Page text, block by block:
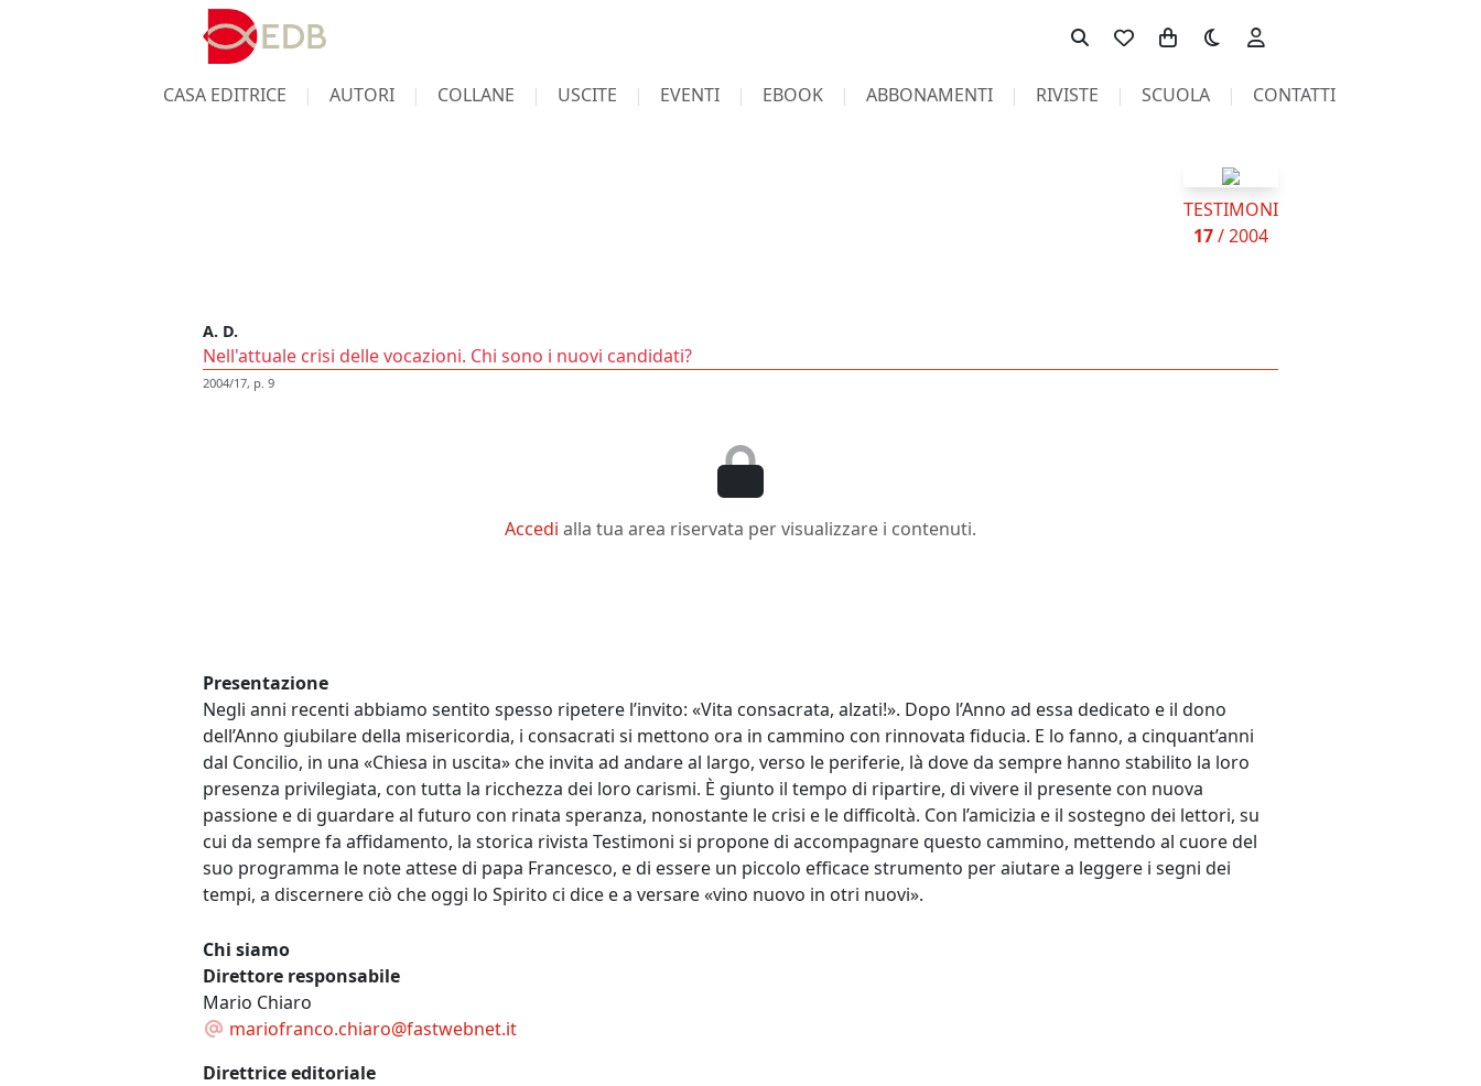
Toggle theme
CASA EDITRICE AUTORI COLLANE USCITE EVENTI EBOOK ABBONAMENTI RIVISTE SCUOLA CONTATTI
TESTIMONI
17/ 2004
A. D.
Nell'attuale crisi delle vocazioni. Chi sono i nuovi candidati?
2004/17, p. 9
Accedi alla tua area riservata per visualizzare i contenuti.
Presentazione
Negli anni recenti abbiamo sentito spesso ripetere l’invito: «Vita consacrata, alzati!». Dopo l’Anno ad essa dedicato e il dono
dell’Anno giubilare della misericordia, i consacrati si mettono ora in cammino con rinnovata fiducia. E lo fanno, a cinquant’anni
dal Concilio, in una «Chiesa in uscita» che invita ad andare al largo, verso le periferie, là dove da sempre hanno stabilito la loro
presenza privilegiata, con tutta la ricchezza dei loro carismi. È giunto il tempo di ripartire, di vivere il presente con nuova
passione e di guardare al futuro con rinata speranza, nonostante le crisi e le difficoltà. Con l’amicizia e il sostegno dei lettori, su
cui da sempre fa affidamento, la storica rivista Testimoni si propone di accompagnare questo cammino, mettendo al cuore del
suo programma le note attese di papa Francesco, e di essere un piccolo efficace strumento per aiutare a leggere i segni dei
tempi, a discernere ciò che oggi lo Spirito ci dice e a versare «vino nuovo in otri nuovi».
Chi siamo
Direttore responsabile
Mario Chiaro
mariofranco.chiaro@fastwebnet.it
Direttrice editoriale